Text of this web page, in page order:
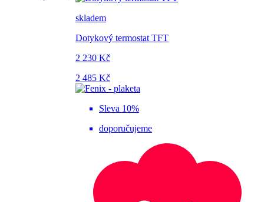
skladem
Dotykový termostat TFT
2 230 Kč
2 485 Kč
Sleva 10%
doporučujeme